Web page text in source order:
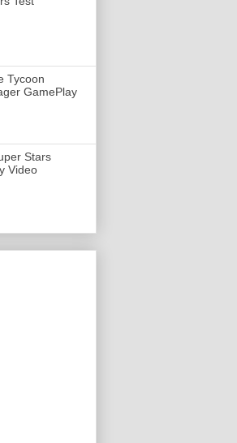
Tycoon
GamePlay
Stars
Video